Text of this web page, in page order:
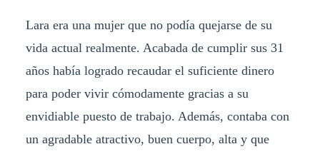
Lara era una mujer que no podía quejarse de su
vida actual realmente. Acabada de cumplir sus 31
años había logrado recaudar el suficiente dinero
para poder vivir cómodamente gracias a su
envidiable puesto de trabajo. Además, contaba con
un agradable atractivo, buen cuerpo, alta y que